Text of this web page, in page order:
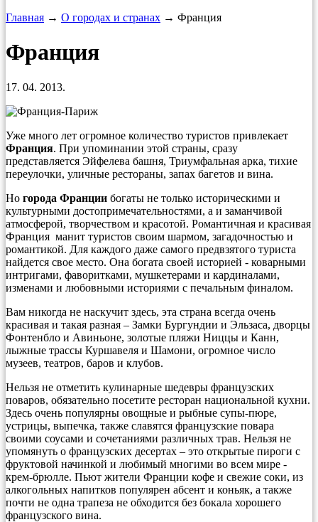
Главная → О городах и странах → Франция
Франция
17. 04. 2013.
Уже много лет огромное количество туристов привлекает
Франция. При упоминании этой страны, сразу
представляется Эйфелева башня, Триумфальная арка, тихие
переулочки, уличные рестораны, запах багетов и вина.
Но города Франции богаты не только историческими и
культурными достопримечательностями, а и заманчивой
атмосферой, творчеством и красотой. Романтичная и красивая
Франция манит туристов своим шармом, загадочностью и
романтикой. Для каждого даже самого предвзятого туриста
найдется свое место. Она богата своей историей - коварными
интригами, фаворитками, мушкетерами и кардиналами,
изменами и любовными историями с печальным финалом.
Вам никогда не наскучит здесь, эта страна всегда очень
красивая и такая разная – Замки Бургундии и Эльзаса, дворцы
Фонтенбло и Авиньоне, золотые пляжи Ниццы и Канн,
лыжные трассы Куршавеля и Шамони, огромное число
музеев, театров, баров и клубов.
Нельзя не отметить кулинарные шедевры французских
поваров, обязательно посетите ресторан национальной кухни.
Здесь очень популярны овощные и рыбные супы-пюре,
устрицы, выпечка, также славятся французские повара
своими соусами и сочетаниями различных трав. Нельзя не
упомянуть о французских десертах – это открытые пироги с
фруктовой начинкой и любимый многими во всем мире -
крем-брюлле. Пьют жители Франции кофе и свежие соки, из
алкогольных напитков популярен абсент и коньяк, а также
почти не одна трапеза не обходится без бокала хорошего
французского вина.